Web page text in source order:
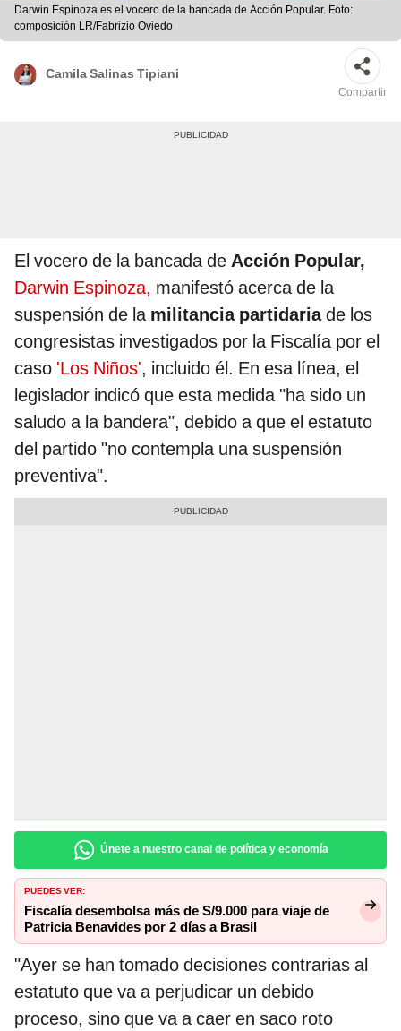
Darwin Espinoza es el vocero de la bancada de Acción Popular. Foto:
composición LR/Fabrizio Oviedo
Camila Salinas Tipiani
Compartir
El vocero de la bancada de Acción Popular,
Darwin Espinoza, manifestó acerca de la
suspensión de lamilitancia partidariade los
congresistas investigados por la Fiscalía por el
caso 'Los Niños', incluido él. En esa línea, el
legislador indicó que esta medida "ha sido un
saludo a la bandera", debido a que el estatuto
del partido "no contempla una suspensión
preventiva".
Únete a nuestro canal de política y economía
PUEDES VER:
Fiscalía desembolsa más de S/9.000 para viaje de
Patricia Benavides por 2 días a Brasil
"Ayer se han tomado decisiones contrarias al
estatuto que va a perjudicar un debido
proceso, sino que va a caer en saco roto